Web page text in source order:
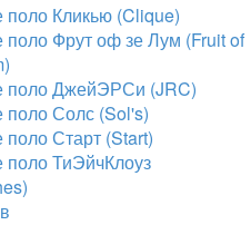
поло Кликью (Clique)
поло Фрут оф зе Лум (Fruit of
поло ДжейЭРСи (JRC)
поло Солс (Sol's)
Старт (Start)
поло ТиЭйчКлоуз